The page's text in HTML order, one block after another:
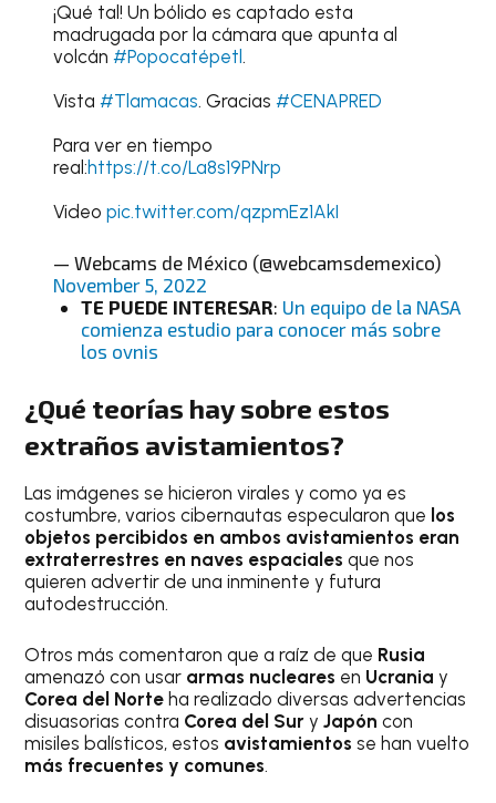
¡Qué tal! Un bólido es captado esta
madrugada por la cámara que apunta al
volcán #Popocatépetl .
Vista #Tlamacas. Gracias #CENAPRED
Para ver en tiempo
real:https://t.co/La8s19PNrp
Video pic.twitter.com/qzpmEz1AkI
— Webcams de México (@webcamsdemexico)
November 5, 2022
TE PUEDE INTERESAR: Un equipo de la NASA
comienza estudio para conocer más sobre
los ovnis
¿Qué teorías hay sobre estos
extraños avistamientos?
Las imágenes se hicieron virales y como ya es
costumbre, varios cibernautas especularon que los
objetos percibidos en ambos avistamientos eran
extraterrestres en naves espacialesque nos
quieren advertir de una inminente y futura
autodestrucción.
Otros más comentaron que a raíz de que Rusia
amenazó con usar armas nucleares en Ucraniay
Corea del Norteha realizado diversas advertencias
disuasorias contra Corea del SuryJapóncon
misiles balísticos, estos avistamientosse han vuelto
más frecuentes y comunes.